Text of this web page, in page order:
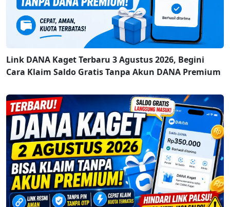
Link DANA Kaget Terbaru 3 Agustus 2026, Begini
Cara Klaim Saldo Gratis Tanpa Akun DANA Premium